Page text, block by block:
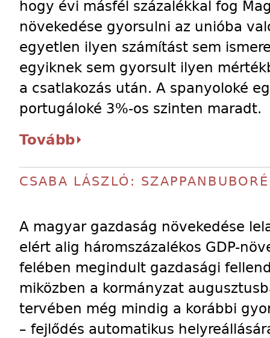
hogy évi másfél százalékkal fog
növekedése gyorsulni az unióba
egyetlen ilyen számítást sem
egyiknek sem gyorsult ilyen
a csatlakozás után. A spanyoloké
portugáloké 3%-os szinten maradt.
Tovább
CSABA LÁSZLÓ:
A magyar gazdaság növekedése
elért alig háromszázalékos GDP-
felében megindult gazdasági
miközben a kormányzat
tervében még mindig a korábbi
– fejlődés automatikus